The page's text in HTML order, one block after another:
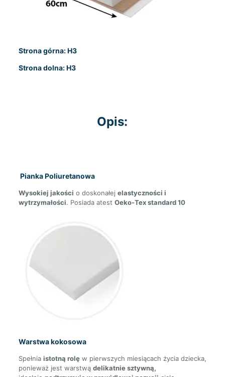
Strona górna: H3
Strona dolna: H3
Opis:
Pianka Poliuretanowa
Wysokiej jakości o doskonałej elastyczności i
wytrzymałości. Posiada atest Oeko-Tex standard 10
Warstwa kokosowa
Spełnia istotną rolęw pierwszych miesiącach życia dziecka,
ponieważ jest warstwą delikatnie sztywną,